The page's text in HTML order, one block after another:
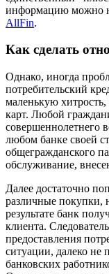
информацию можно
AllFin.
Как сделать
Однако, иногда
потребительский
маленькую
карт. Любой
совершеннолетнего
любом банке своей
общегражданского
обслуживание,
Далее достаточно
различные покупки,
результате банк
клиента.
предоставления
ситуации, далеко не
банковских